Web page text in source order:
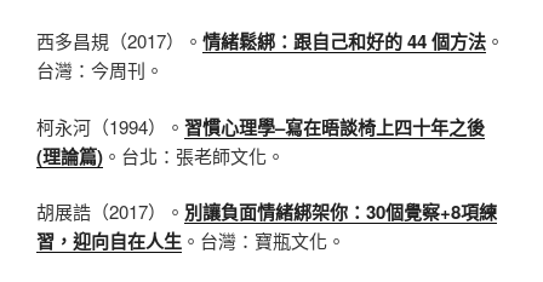
西多昌規（2017）。 情緒鬆綁：跟自己和好的 44個方法 。
台灣：今周刊。
柯永河（1994）。 習慣心理學–寫在晤談椅上四十年之後
(理論篇) 。台北：張老師文化。
胡展誥（2017）。 別讓負面情緒綁架你：30個覺察+8項練
習，迎向自在人生 。台灣：寶瓶文化。